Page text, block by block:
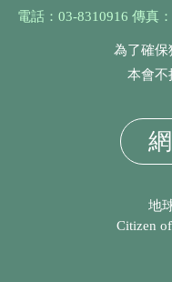
電話：03-8310916 傳真
為了確保
本會不
地
Citizen